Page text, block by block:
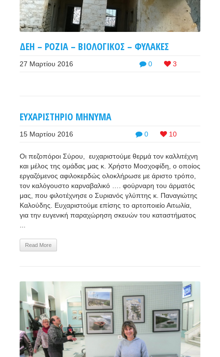
ΔΕΗ – ΡΟΖΙΑ – ΒΙΟΛΟΓΙΚΟΣ – ΦΥΛΑΚΕΣ
0 3
27 Μαρτίου 2016
ΕΥΧΑΡΙΣΤΗΡΙΟ ΜΗΝΥΜΑ
0 10
15 Μαρτίου 2016
Οι πεζοπόροι Σύρου, ευχαριστούμε θερμά τον καλλιτέχνη
και μέλος της ομάδας μας κ. Χρήστο Μοσχοφίδη, ο οποίος
εργαζόμενος αφιλοκερδώς ολοκλήρωσε με άριστο τρόπο,
τον καλόγουστο καρναβαλικό …. φούρναρη του άρματός
μας, που φιλοτέχνησε ο Συριανός γλύπτης κ. Παναγιώτης
Καλούδης. Ευχαριστούμε επίσης το αρτοποιείο Αιτωλία,
για την ευγενική παραχώρηση σκευών του καταστήματος
...
Read More